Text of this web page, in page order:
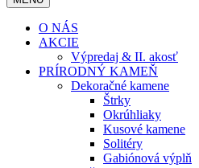
O NÁS
AKCIE
Výpredaj & II. akosť
PRÍRODNÝ KAMEŇ
Dekoračné kamene
Štrky
Okrúhliaky
Kusové kamene
Solitéry
Gabiónová výplň